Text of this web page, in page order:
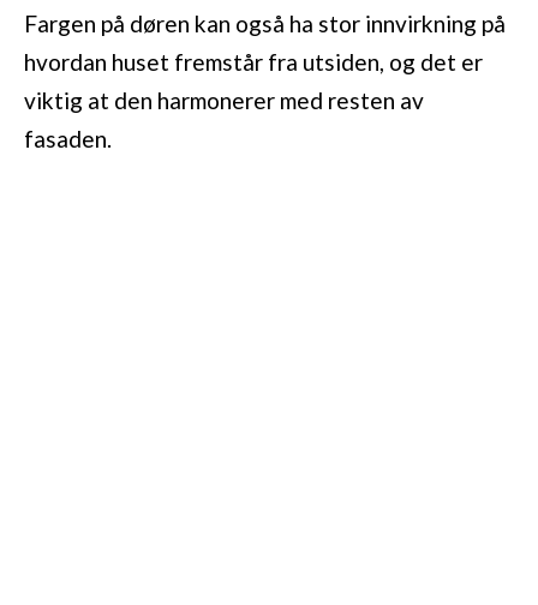
Fargen på døren kan også ha stor innvirkning på
hvordan huset fremstår fra utsiden, og det er
viktig at den harmonerer med resten av
fasaden.